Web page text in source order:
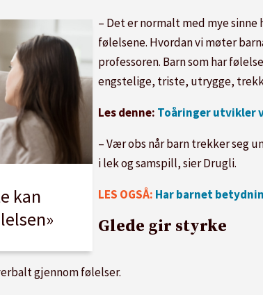
kan
– Det er normalt med mye sinne
følelsene. Hvordan vi møter
professoren. Barn som har
engstelige, triste, utrygge,
Les denne: Toåringer utvikler
– Vær obs når barn trekker seg
i lek og samspill, sier Drugli.
LES OGSÅ: Har barnet
Glede gir styrke
gjennom følelser.